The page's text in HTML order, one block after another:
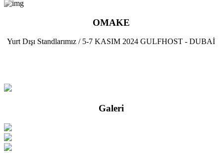
OMAKE
Yurt Dışı Standlarımız / 5-7 KASIM 2024 GULFHOST - DUBAİ
Galeri